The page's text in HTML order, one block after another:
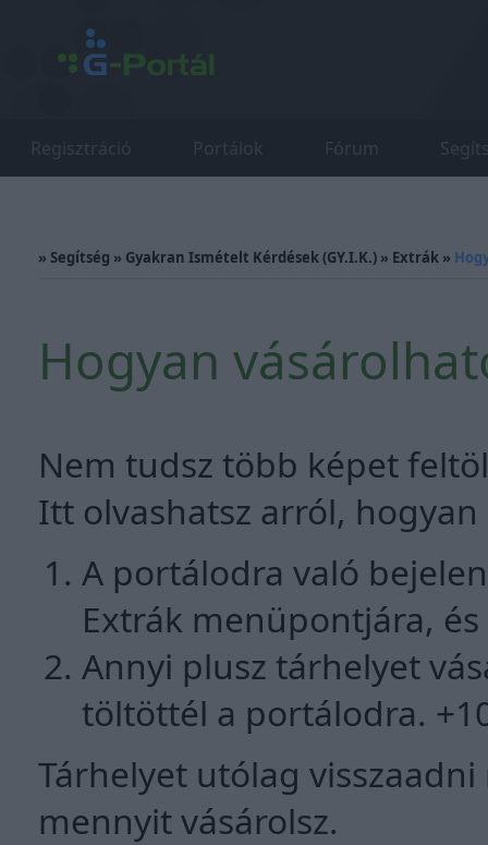
Regisztráció Portálok Fórum
» Segítség » Gyakran Ismételt Kérdések (GY.I.K.) » Extrák »
Hogyan
Nem tudsz több képet
Itt olvashatsz arról,
A portálodra való
Extrák menüpontjára,
Annyi plusz tárhelyet
töltöttél a portálodra.
Tárhelyet utólag
mennyit vásárolsz.